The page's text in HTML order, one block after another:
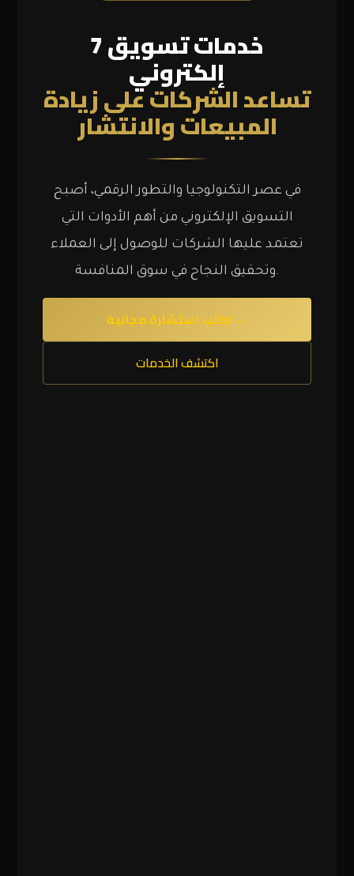
7 خدمات تسويق
إلكتروني
تساعد الشركات على زيادة
المبيعات والانتشار
في عصر التكنولوجيا والتطور الرقمي، أصبح
التسويق الإلكتروني من أهم الأدوات التي
تعتمد عليها الشركات للوصول إلى العملاء
وتحقيق النجاح في سوق المنافسة.
اطلب استشارة مجانية ←
اكتشف الخدمات